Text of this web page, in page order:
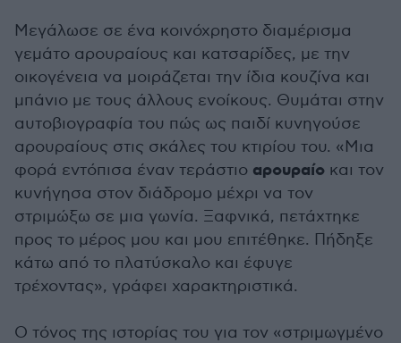
Μεγάλωσε σε ένα κοινόχρηστο διαμέρισμα
γεμάτο αρουραίους και κατσαρίδες, με την
οικογένεια να μοιράζεται την ίδια κουζίνα και
μπάνιο με τους άλλους ενοίκους. Θυμάται στην
αυτοβιογραφία του πώς ως παιδί κυνηγούσε
αρουραίους στις σκάλες του κτιρίου του. «Μια
φορά εντόπισα έναν τεράστιο αρουραίο και τον
κυνήγησα στον διάδρομο μέχρι να τον
στριμώξω σε μια γωνία. Ξαφνικά, πετάχτηκε
προς το μέρος μου και μου επιτέθηκε. Πήδηξε
κάτω από το πλατύσκαλο και έφυγε
τρέχοντας», γράφει χαρακτηριστικά.
Ο τόνος της ιστορίας του για τον «στριμωγμένο